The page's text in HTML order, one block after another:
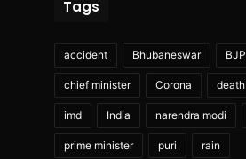
Tags
accident Bhubaneswar BJP
chief minister Corona death
imd India narendra modi
prime minister puri rain